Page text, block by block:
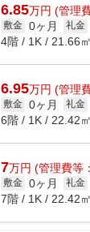
6.85万円 (管理
敷金 0ヶ月 礼金
4階 / 1K / 21.66㎡
6.95万円 (管理
敷金 0ヶ月 礼金
6階 / 1K / 22.42㎡
7万円 (管理費等
敷金 0ヶ月 礼金
7階 / 1K / 22.42㎡